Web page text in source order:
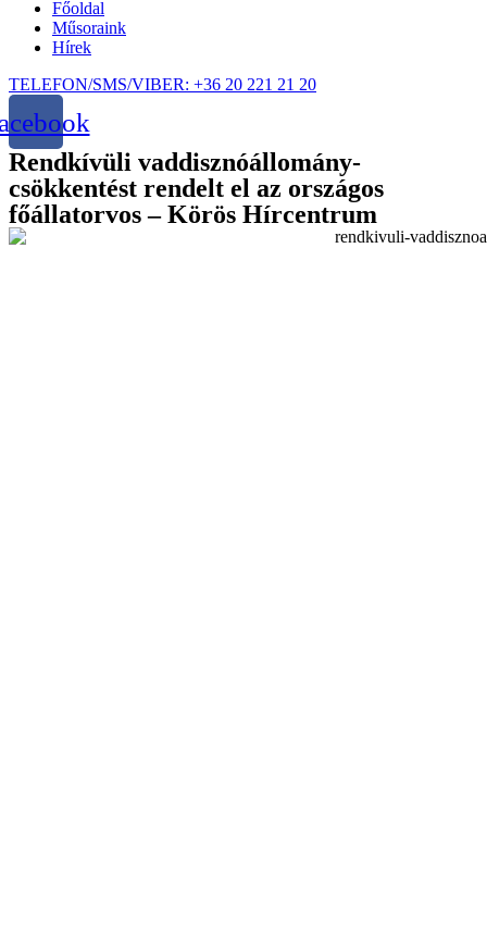
Főoldal
Műsoraink
Hírek
TELEFON/SMS/VIBER: +36 20 221 21 20
Rendkívüli vaddisznóállomány-
csökkentést rendelt el az országos
főállatorvos – Körös Hírcentrum